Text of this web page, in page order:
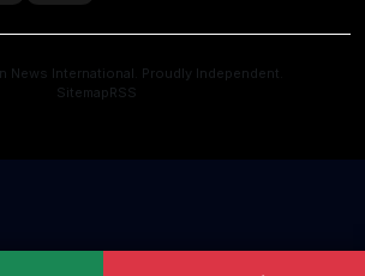
News International. Proudly Independent.
SitemapRSS